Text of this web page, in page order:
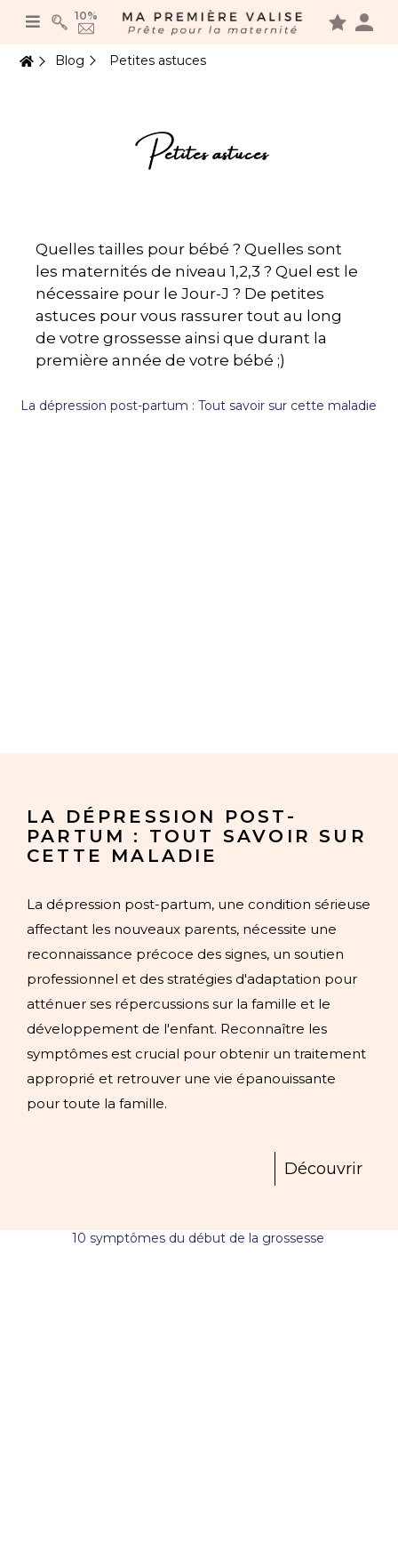
10%
Blog Petites astuces
Petites astuces
Quelles tailles pour bébé ? Quelles sont
les maternités de niveau 1,2,3 ? Quel est le
nécessaire pour le Jour-J ? De petites
astuces pour vous rassurer tout au long
de votre grossesse ainsi que durant la
première année de votre bébé ;)
LA DÉPRESSION POST-
PARTUM : TOUT SAVOIR SUR
CETTE MALADIE
La dépression post-partum, une condition sérieuse
affectant les nouveaux parents, nécessite une
reconnaissance précoce des signes, un soutien
professionnel et des stratégies d'adaptation pour
atténuer ses répercussions sur la famille et le
développement de l'enfant. Reconnaître les
symptômes est crucial pour obtenir un traitement
approprié et retrouver une vie épanouissante
pour toute la famille.
Découvrir
Panneau de gestion des cookies